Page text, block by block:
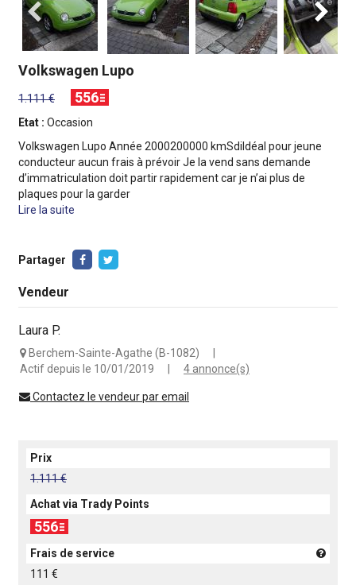
Volkswagen Lupo
1.111 € 556
Etat : Occasion
Volkswagen Lupo Année 2000200000 kmSdiIdéal pour jeune
conducteur aucun frais à prévoir Je la vend sans demande
d’immatriculation doit partir rapidement car je n’ai plus de
plaques pour la garder
Lire la suite
Partager
Vendeur
Laura P.
Berchem-Sainte-Agathe (B-1082)
Actif depuis le 10/01/2019
4 annonce(s)
Contactez le vendeur par email
Prix
1.111 €
Achat via Trady Points
556
Frais de service
111 €